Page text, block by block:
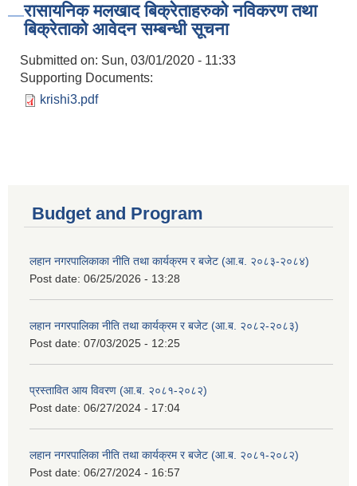
रासायनिक मलखाद बिक्रेताहरुको नविकरण तथा
बिक्रेताको आवेदन सम्बन्धी सूचना
Submitted on: Sun, 03/01/2020 - 11:33
Supporting Documents:
krishi3.pdf
Budget and Program
लहान नगरपालिकाका नीति तथा कार्यक्रम र बजेट (आ.ब. २०८३-२०८४)
Post date: 06/25/2026 - 13:28
लहान नगरपालिका नीति तथा कार्यक्रम र बजेट (आ.ब. २०८२-२०८३)
Post date: 07/03/2025 - 12:25
प्रस्तावित आय विवरण (आ.ब. २०८१-२०८२)
Post date: 06/27/2024 - 17:04
लहान नगरपालिका नीति तथा कार्यक्रम र बजेट (आ.ब. २०८१-२०८२)
Post date: 06/27/2024 - 16:57